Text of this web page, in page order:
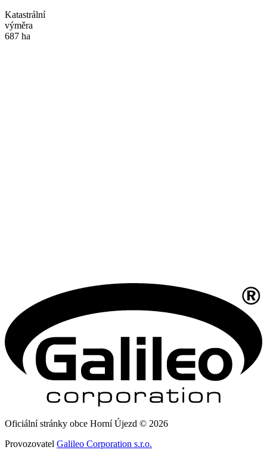
Katastrální
výměra
687 ha
Oficiální stránky obce Horní Újezd © 2026
Provozovatel Galileo Corporation s.r.o.